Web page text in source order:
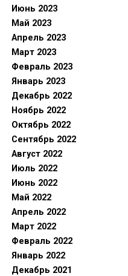
Июнь 2023
Май 2023
Апрель 2023
Март 2023
Февраль 2023
Январь 2023
Декабрь 2022
Ноябрь 2022
Октябрь 2022
Сентябрь 2022
Август 2022
Июль 2022
Июнь 2022
Май 2022
Апрель 2022
Март 2022
Февраль 2022
Январь 2022
Декабрь 2021